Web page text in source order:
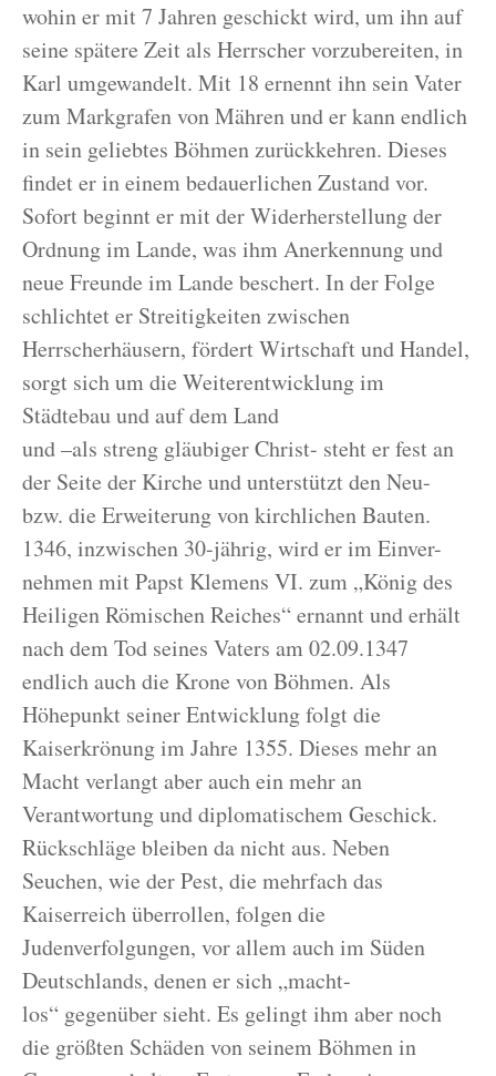
wohin er mit 7 Jahren geschickt wird, um ihn auf
seine spätere Zeit als Herrscher vorzubereiten, in
Karl umgewandelt. Mit 18 ernennt ihn sein Vater
zum Markgrafen von Mähren und er kann endlich
in sein geliebtes Böhmen zurückkehren. Dieses
findet er in einem bedauerlichen Zustand vor.
Sofort beginnt er mit der Widerherstellung der
Ordnung im Lande, was ihm Anerkennung und
neue Freunde im Lande beschert. In der Folge
schlichtet er Streitigkeiten zwischen
Herrscherhäusern, fördert Wirtschaft und Handel,
sorgt sich um die Weiterentwicklung im
Städtebau und auf dem Land
und –als streng gläubiger Christ- steht er fest an
der Seite der Kirche und unterstützt den Neu-
bzw. die Erweiterung von kirchlichen Bauten.
1346, inzwischen 30-jährig, wird er im Einver-
nehmen mit Papst Klemens VI. zum „König des
Heiligen Römischen Reiches“ ernannt und erhält
nach dem Tod seines Vaters am 02.09.1347
endlich auch die Krone von Böhmen. Als
Höhepunkt seiner Entwicklung folgt die
Kaiserkrönung im Jahre 1355. Dieses mehr an
Macht verlangt aber auch ein mehr an
Verantwortung und diplomatischem Geschick.
Rückschläge bleiben da nicht aus. Neben
Seuchen, wie der Pest, die mehrfach das
Kaiserreich überrollen, folgen die
Judenverfolgungen, vor allem auch im Süden
Deutschlands, denen er sich „macht-
los“ gegenüber sieht. Es gelingt ihm aber noch
die größten Schäden von seinem Böhmen in